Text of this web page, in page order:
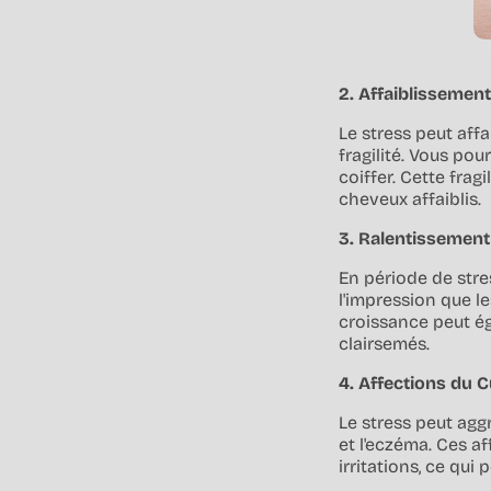
2. Affaiblissement
Le stress peut
fragilité. Vous
coiffer. Cette
cheveux affaiblis.
3.
En période de
l'impression que
croissance peut
clairsemés.
4. Affections du
Le stress peut
et l'eczéma. Ces
irritations, ce qui